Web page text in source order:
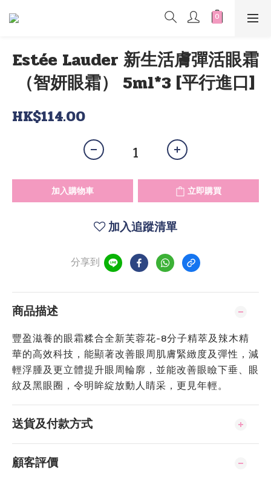
Estée Lauder 新生活膚彈活眼霜
（智妍眼霜） 5ml*3 [平行進口]
HK$114.00
加入購物車 立即購買
加入追蹤清單
分享到
商品描述
豐盈滋養的眼霜糅合全新芙蓉花-8分子精萃及辣木精
華的高效科技，能顯著改善眼周肌膚緊緻度及彈性，減
輕浮腫及更立體提升眼周輪廓，並能改善眼瞼下垂、眼
紋及黑眼圈，令明眸綻放動人睛采，更見年輕。
送貨及付款方式
顧客評價